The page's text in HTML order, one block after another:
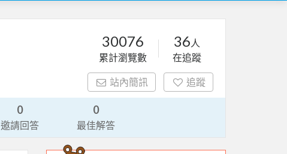
30076
累計瀏覽數
36 人
在追蹤
站內簡訊 追蹤
0
邀請回答
0
最佳解答